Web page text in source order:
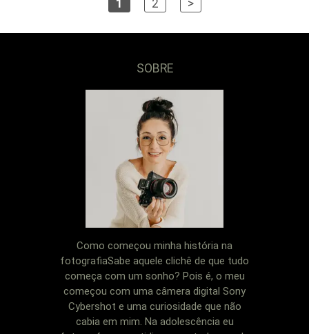
1 2 >
SOBRE
Como começou minha história na
fotografiaSabe aquele clichê de que tudo
começa com um sonho? Pois é, o meu
começou com uma câmera digital Sony
Cybershot e uma curiosidade que não
cabia em mim. Na adolescência eu